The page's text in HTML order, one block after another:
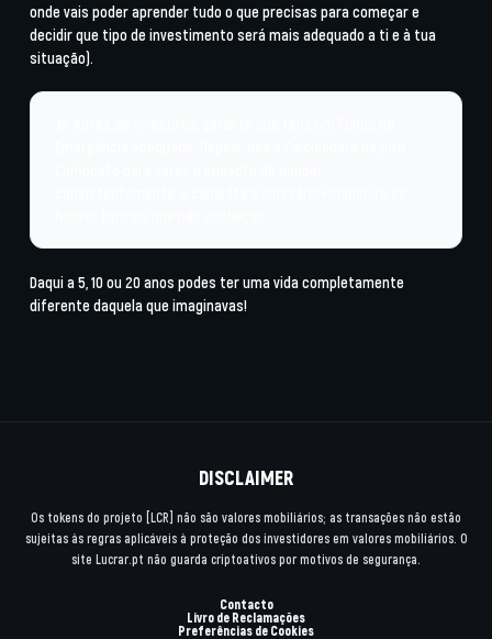
onde vais poder aprender tudo o que precisas para começar e
decidir que tipo de investimento será mais adequado a ti e à tua
situação).
Daqui a 5, 10 ou 20 anos podes ter uma vida completamente
diferente daquela que imaginavas!
DISCLAIMER
Os tokens do projeto [LCR] não são valores mobiliários; as transações não estão
sujeitas às regras aplicáveis à proteção dos investidores em valores mobiliários. O
site Lucrar.pt não guarda criptoativos por motivos de segurança.
Contacto
Livro de Reclamações
Preferências de Cookies